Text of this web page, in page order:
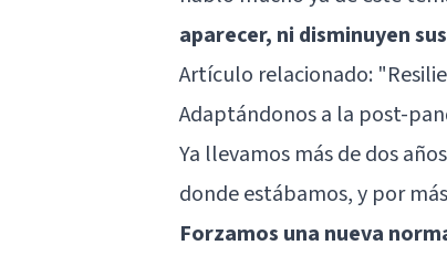
aparecer, ni disminuyen
Artículo relacionado:
Adaptándonos a la post-
Ya llevamos más de dos
donde estábamos, y por
Forzamos una nueva